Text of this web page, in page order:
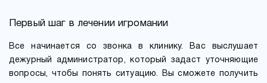
Первый шаг в лечении игромании
Все начинается со звонка в клинику. Вас выслушает
дежурный администратор, который задаст уточняющие
вопросы, чтобы понять ситуацию. Вы сможете получить